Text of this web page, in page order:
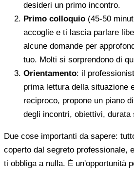
desideri un primo incontro.
Primo colloquio (45-50
accoglie e ti lascia parlare
alcune domande per
tuo. Molti si sorprendono di
Orientamento: il
prima lettura della situazione
reciproco, propone un piano
degli incontri, obiettivi, durata
Due cose importanti da sapere:
coperto dal segreto professionale,
ti obbliga a nulla. È un'opportunità